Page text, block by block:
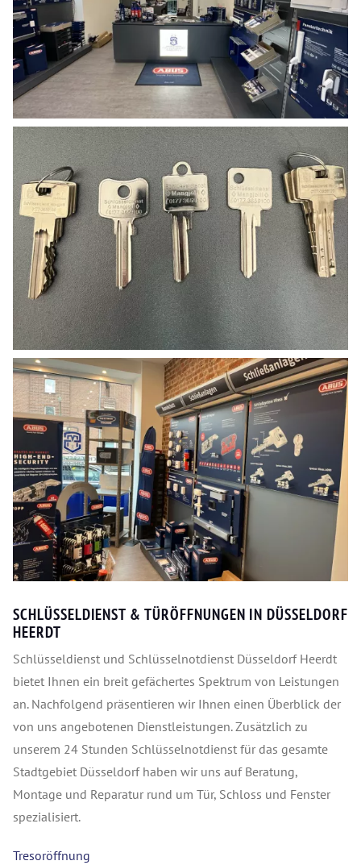
SCHLÜSSELDIENST & TÜRÖFFNUNGEN IN DÜSSELDORF
HEERDT
Schlüsseldienst und Schlüsselnotdienst Düsseldorf Heerdt
bietet Ihnen ein breit gefächertes Spektrum von Leistungen
an. Nachfolgend präsentieren wir Ihnen einen Überblick der
von uns angebotenen Dienstleistungen. Zusätzlich zu
unserem 24 Stunden Schlüsselnotdienst für das gesamte
Stadtgebiet Düsseldorf haben wir uns auf Beratung,
Montage und Reparatur rund um Tür, Schloss und Fenster
spezialisiert.
Tresoröffnung